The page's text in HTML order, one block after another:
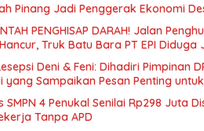
Pinang Jadi Penggerak Ekonomi
PENGHISAP DARAH! Jalan
Truk Batu Bara PT EPI
Deni & Feni: Dihadiri Pimpinan
yang Sampaikan Pesan Penting
SMPN 4 Penukal Senilai Rp298 Juta
Tanpa APD